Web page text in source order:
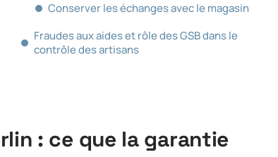
Conserver les échanges avec le magasin
Fraudes aux aides et rôle des GSB dans le
contrôle des artisans
: ce que la garantie